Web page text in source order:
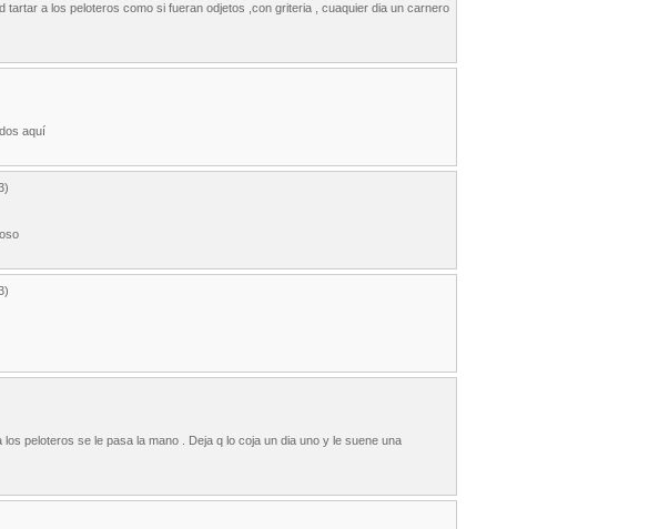
a los peloteros como si fueran odjetos ,con griteria , cuaquier dia un carnero
aquí
peloteros se le pasa la mano . Deja q lo coja un dia uno y le suene una